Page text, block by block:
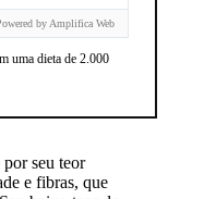
by Amplifica Web
uma dieta de 2.000
por seu teor
e fibras, que